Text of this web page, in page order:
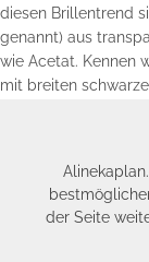
diesen Brillentrend
genannt) aus
wie Acetat. Kennen
mit breiten
femininen Look.
nicht vorbei :)
Mein Modell
der Seite